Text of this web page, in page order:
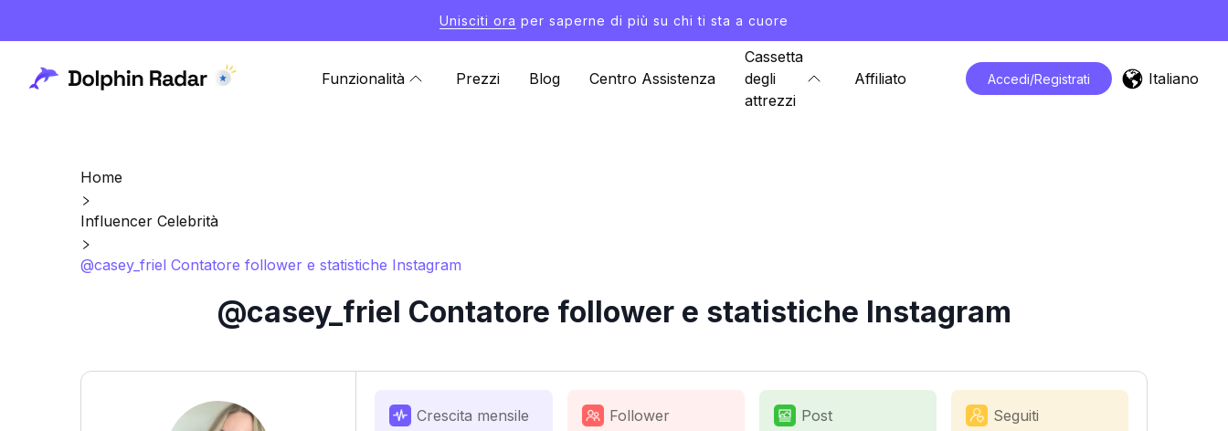
Unisciti ora per saperne di più su chi ti sta a cuore
Funzionalità Prezzi Blog Centro Assistenza
Cassetta
degli
attrezzi
Affiliato Accedi/Registrati Italiano
Home
Influencer Celebrità
@casey_friel Contatore follower e statistiche Instagram
@casey_friel Contatore follower e statistiche Instagram
Crescita mensile Follower Post Seguiti